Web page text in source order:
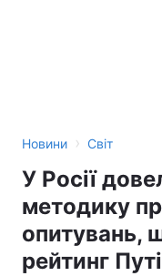
Новини › Світ
У Росії
методику
опитувань,
рейтинг